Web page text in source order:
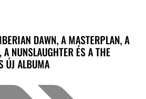
DAWN, A MASTERPLAN, A
NUNSLAUGHTER ÉS A THE
ÚJ ALBUMA